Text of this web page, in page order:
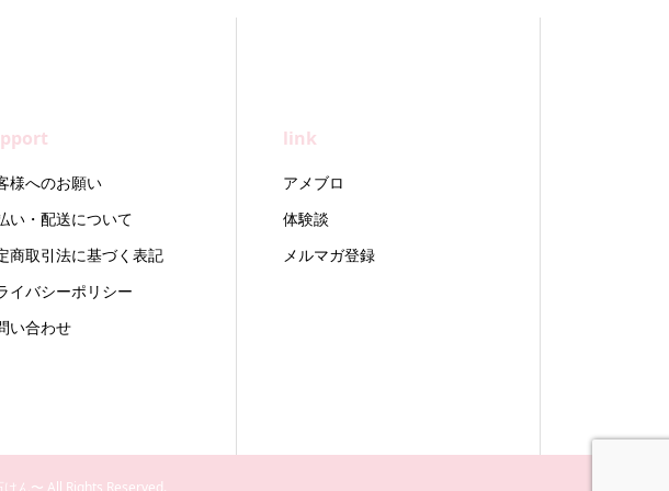
様へのお願い
い・配送について
商取引法に基づく表記
イバシーポリシー
い合わせ
link
アメブロ
体験談
メルマガ登録